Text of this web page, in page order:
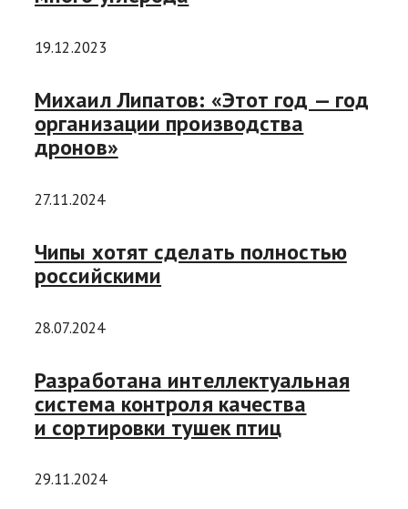
19.12.2023
Михаил Липатов: «Этот год — год
организации производства
дронов»
27.11.2024
Чипы хотят сделать полностью
российскими
28.07.2024
Разработана интеллектуальная
система контроля качества
и сортировки тушек птиц
29.11.2024